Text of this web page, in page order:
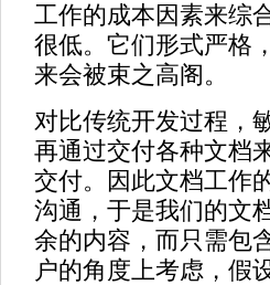
工作的成本因素来综
很低。它们形式严格
来会被束之高阁。
对比传统开发过程，
再通过交付各种文档
交付。因此文档工作
沟通，于是我们的文
余的内容，而只需包
户的角度上考虑，假